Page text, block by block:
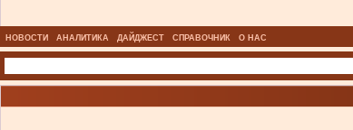
НОВОСТИ АНАЛИТИКА ДАЙДЖЕСТ СПРАВОЧНИК О НАС